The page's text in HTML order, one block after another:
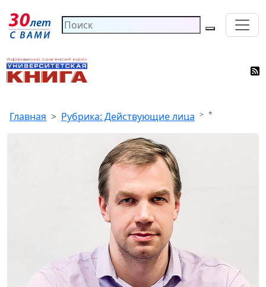
Главная Рубрика: Действующие лица *